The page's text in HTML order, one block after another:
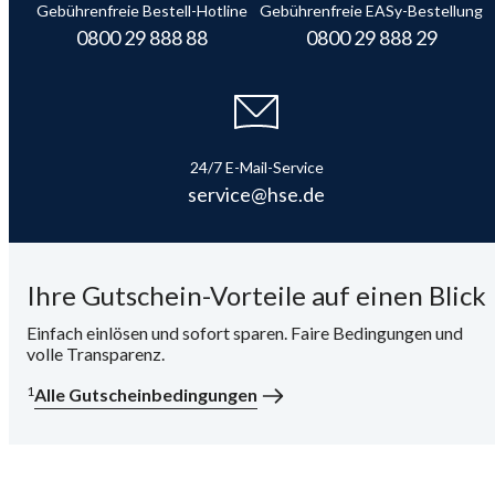
Gebührenfreie Bestell-Hotline
0800 29 888 88
Gebührenfreie EASy-Bestellung
0800 29 888 29
24/7 E-Mail-Service
service@hse.de
Ihre Gutschein-Vorteile auf einen Blick
Einfach einlösen und sofort sparen. Faire Bedingungen und
volle Transparenz.
1Alle Gutscheinbedingungen